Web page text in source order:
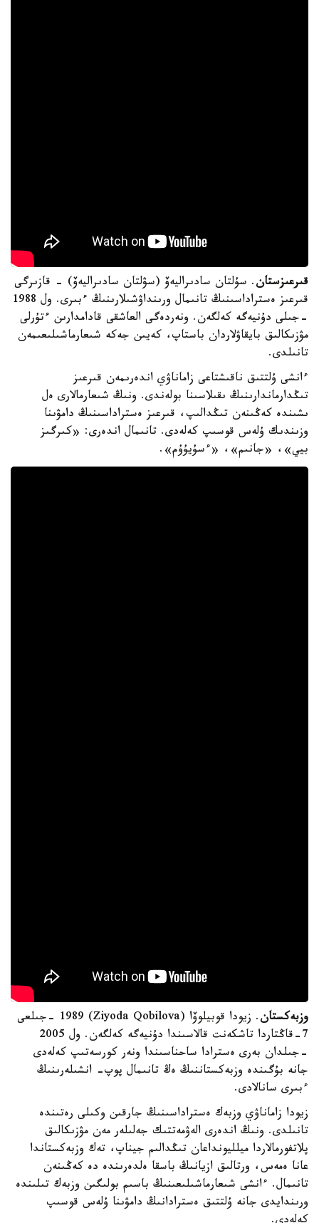
قىرعىزستان. سۇلتان سادىراليەۆ (سۋلتان سادىراليەۆ) - قازىرگى
قىرعىز ەستراداسىنىڭ تانىمال ورىنداۋشىلارىنىڭ ءبىرى. ول 1988
-جىلى دۇنيەگە كەلگەن. ونەردەگى العاشقى قادامدارىن ءتۇرلى
مۋزىكالىق بايقاۋلاردان باستاپ، كەيىن جەكە شىعارماشىلىعىمەن
تانىلدى.
ءانشى ۇلتتىق ناقىشتاعى زاماناۋي اندەرىمەن قىرعىز
تىڭدارماندارىنىڭ ىقىلاسىنا بولەندى. ونىڭ شىعارمالارى ەل
ىشىندە كەڭىنەن تىڭدالىپ، قىرعىز ەستراداسىنىڭ دامۋىنا
وزىندىك ۇلەس قوسىپ كەلەدى. تانىمال اندەرى: «كىرگىز
بيي»، «جانىم»، «ءسۇيۇۇم».
وزبەكستان
. زيودا قوبيلوۆا (Ziyoda Qobilova) 1989 -جىلعى
7-قاڭتاردا تاشكەنت قالاسىندا دۇنيەگە كەلگەن. ول 2005
-جىلدان بەرى ەسترادا ساحناسىندا ونەر كورسەتىپ كەلەدى
جانە بۇگىندە وزبەكستاننىڭ ەڭ تانىمال پوپ- انشىلەرىنىڭ
ءبىرى سانالادى.
زيودا زاماناۋي وزبەك ەستراداسىنىڭ جارقىن وكىلى رەتىندە
تانىلدى. ونىڭ اندەرى الەۋمەتتىك جەلىلەر مەن مۋزىكالىق
پلاتفورمالاردا ميلليونداعان تىڭدالىم جيناپ، تەك وزبەكستاندا
عانا ەمەس، ورتالىق ازيانىڭ باسقا ەلدەرىندە دە كەڭىنەن
تانىمال. ءانشى شىعارماشىلىعىنىڭ باسىم بولىگىن وزبەك تىلىندە
ورىندايدى جانە ۇلتتىق ەسترادانىڭ دامۋىنا ۇلەس قوسىپ